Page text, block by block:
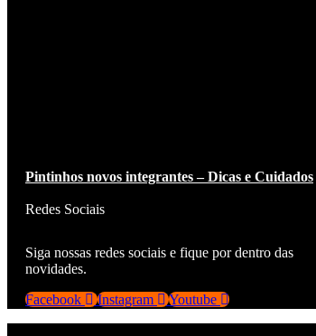
Pintinhos novos integrantes – Dicas e Cuidados
Redes Sociais
Siga nossas redes sociais e fique por dentro das
novidades.
Facebook
Instagram Youtube